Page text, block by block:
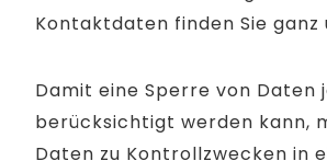
Kontaktdaten finden Sie ganz
Damit eine Sperre von Daten
berücksichtigt werden kann,
Daten zu Kontrollzwecken in